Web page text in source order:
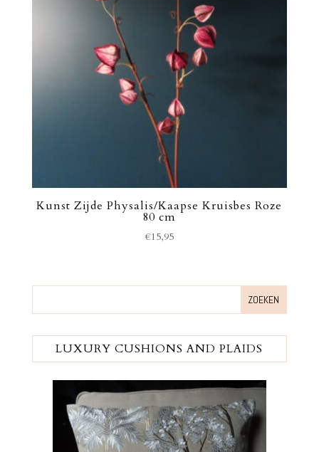
Kunst Zijde Physalis/Kaapse Kruisbes Roze
80 cm
€15,95
LUXURY CUSHIONS AND PLAIDS